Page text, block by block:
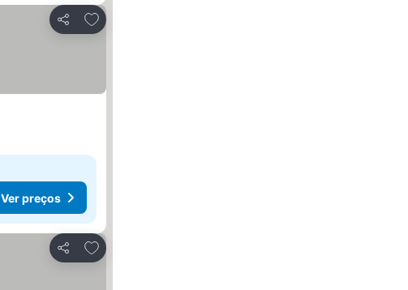
Partilhar
Adicionar aos favoritos
Ver preços
Partilhar
Adicionar aos favoritos